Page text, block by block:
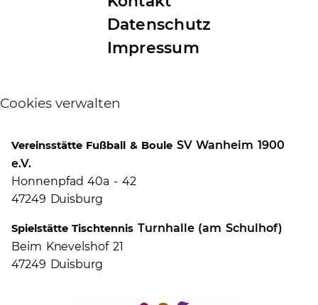
Datenschutz
Impressum
Cookies verwalten
Vereinsstätte Fußball & Boule SV Wanheim 1900
e.V.
Honnenpfad 40a - 42
47249 Duisburg
Spielstätte Tischtennis Turnhalle (am Schulhof)
Beim Knevelshof 21
47249 Duisburg